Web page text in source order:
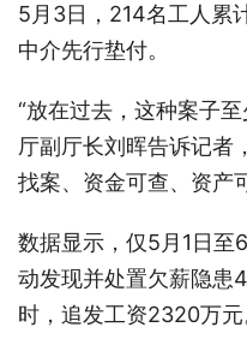
5月3日，214名工人累
中介先行垫付。
“放在过去，这种案子
厅副厅长刘晖告诉记者
找案、资金可查、资产
数据显示，仅5月1日至
动发现并处置欠薪隐患
时，追发工资2320万元